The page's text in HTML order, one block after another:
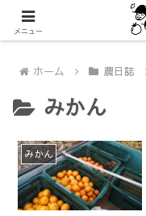
ホーム 農日誌
みかん
みかん
メニュー